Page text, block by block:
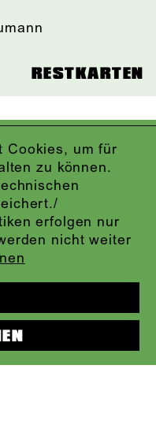
Cookies, um für
zu können.
erfolgen nur
nicht weiter
RESTKARTEN
2026
SOLDATEN
Brecht / Sergei